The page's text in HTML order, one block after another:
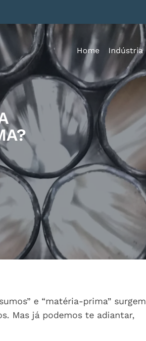
Home Indústria
e “matéria-prima” surgem
Mas já podemos te adiantar,